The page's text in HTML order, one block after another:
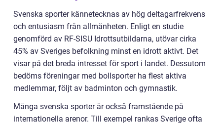
Svenska sporter kännetecknas av hög deltagarfrekvens
och entusiasm från allmänheten. Enligt en studie
genomförd av RF-SISU Idrottsutbildarna, utövar cirka
45% av Sveriges befolkning minst en idrott aktivt. Det
visar på det breda intresset för sport i landet. Dessutom
bedöms föreningar med bollsporter ha flest aktiva
medlemmar, följt av badminton och gymnastik.
Många svenska sporter är också framstående på
internationella arenor. Till exempel rankas Sverige ofta